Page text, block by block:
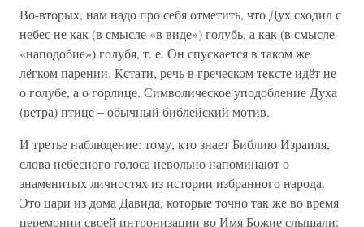
Во-вторых, нам надо про себя отметить, что Дух сходил с
небес не как (в смысле «в виде») голубь, а как (в смысле
«наподобие») голубя, т. е. Он спускается в таком же
лёгком парении. Кстати, речь в греческом тексте идёт не
о голубе, а о горлице. Символическое уподобление Духа
(ветра) птице – обычный библейский мотив.
И третье наблюдение: тому, кто знает Библию Израиля,
слова небесного голоса невольно напоминают о
знаменитых личностях из истории избранного народа.
Это цари из дома Давида, которые точно так же во время
церемонии своей интронизации во Имя Божие слышали: